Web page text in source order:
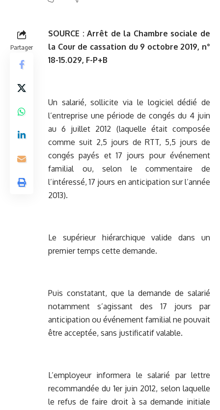
Partager
SOURCE : Arrêt de la Chambre sociale de
la Cour de cassation du 9 octobre 2019, n°
18-15.029, F-P+B
Un salarié, sollicite via le logiciel dédié de
l’entreprise une période de congés du 4 juin
au 6 juillet 2012 (laquelle était composée
comme suit 2,5 jours de RTT, 5,5 jours de
congés payés et 17 jours pour événement
familial ou, selon le commentaire de
l’intéressé, 17 jours en anticipation sur l’année
2013).
Le supérieur hiérarchique valide dans un
premier temps cette demande.
Puis constatant, que la demande de salarié
notamment s’agissant des 17 jours par
anticipation ou événement familial ne pouvait
être acceptée, sans justificatif valable.
L’employeur informera le salarié par lettre
recommandée du 1er juin 2012, selon laquelle
le refus de faire droit à sa demande initiale